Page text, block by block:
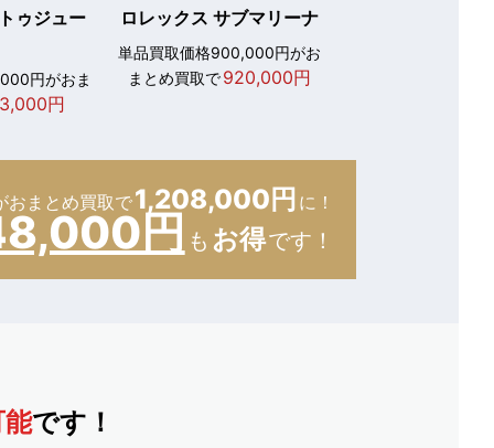
ゥジュー
円がおま
円
ロレックス サブマリーナ
単品買取価格900,000円がお
まとめ買取で920,000円
おまとめ買取で1,208,000円 に！
円 も お得です！
です！